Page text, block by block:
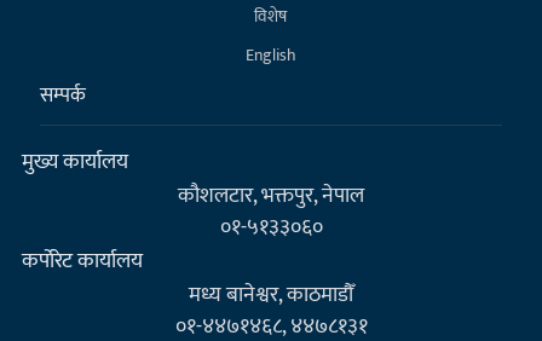
विशेष
English
सम्पर्क
मुख्य कार्यालय
कौशलटार, भक्तपुर, नेपाल
०१-५१३३०६०
कर्पाेरेट कार्यालय
मध्य बानेश्वर, काठमाडौँ
०१-४४७१४६८, ४४७८१३१